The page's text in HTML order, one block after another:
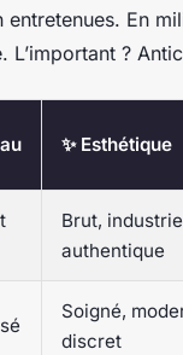
entretenues. En
L’important ?
✨ Esthétique
Brut,
authentique
Soigné,
discret